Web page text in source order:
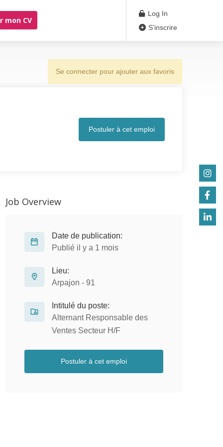
mon CV
Log In
S'inscrire
Se connecter pour ajouter aux favoris
Postuler à cet emploi
Job Overview
Date de publication:
Publié il y a 1 mois
Lieu:
Arpajon - 91
Intitulé du poste:
Alternant Responsable des
Ventes Secteur H/F
Postuler à cet emploi